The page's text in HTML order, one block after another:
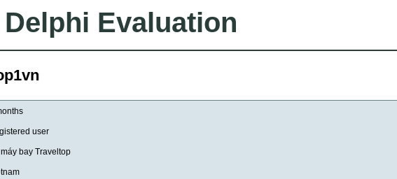
Evaluation
user
bay Traveltop